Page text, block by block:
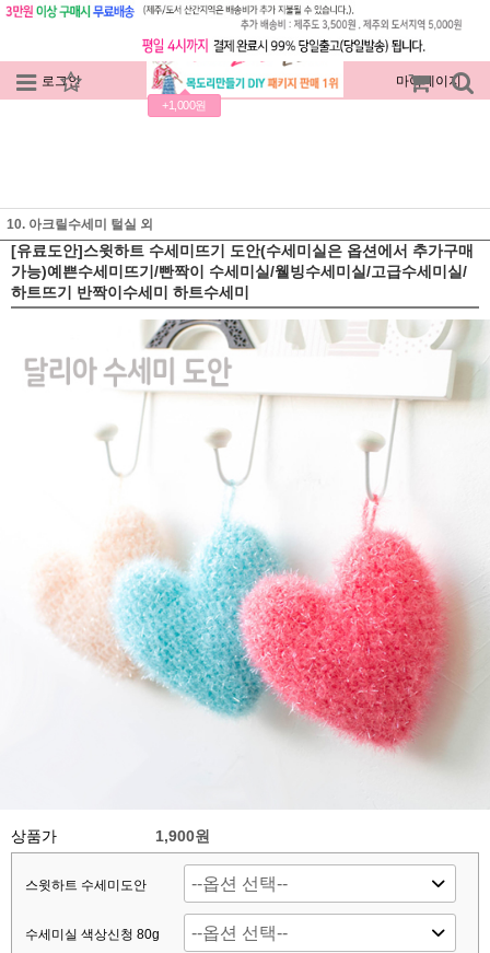
로그인 회원가입
+1,000원
주문조회 마이페이지
10. 아크릴수세미 털실 외
[유료도안]스윗하트 수세미뜨기 도안(수세미실은 옵션에서 추가구매
가능)예쁜수세미뜨기/빤짝이 수세미실/웰빙수세미실/고급수세미실/
하트뜨기 반짝이수세미 하트수세미
상품가 1,900원
스윗하트 수세미도안
수세미실 색상신청 80g